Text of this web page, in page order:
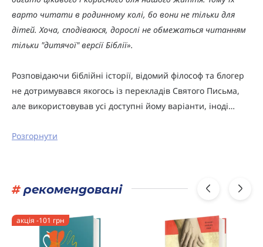
варто читати в родинному колі, бо вони не тільки для
дітей. Хоча, сподіваюся, дорослі не обмежаться читанням
тільки "дитячої" версії Біблії».
Розповідаючи біблійні історії, відомий філософ та блогер
не дотримувався якогось із перекладів Святого Письма,
але використовував усі доступні йому варіанти, іноді…
Розгорнути
#рекомендовані
акція -101 грн